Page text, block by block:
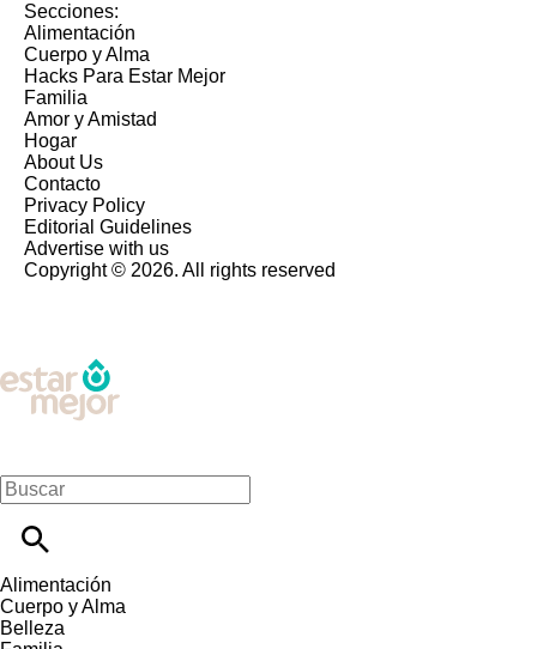
Secciones:
Alimentación
Cuerpo y Alma
Hacks Para Estar Mejor
Familia
Amor y Amistad
Hogar
About Us
Contacto
Privacy Policy
Editorial Guidelines
Advertise with us
Copyright © 2026. All rights reserved
Alimentación
Cuerpo y Alma
Belleza